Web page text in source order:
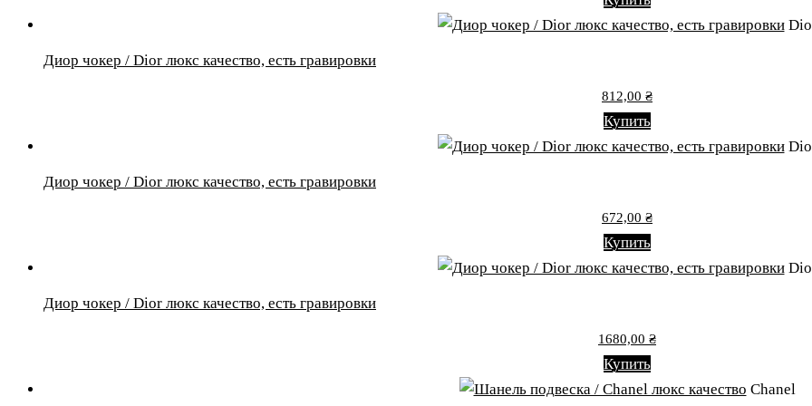
Диор чокер / Dior люкс качество, есть гравировки
812,00 ₴
Купить
Диор чокер / Dior люкс качество, есть гравировки
672,00 ₴
Купить
Диор чокер / Dior люкс качество, есть гравировки
1680,00 ₴
Купить
Chanel